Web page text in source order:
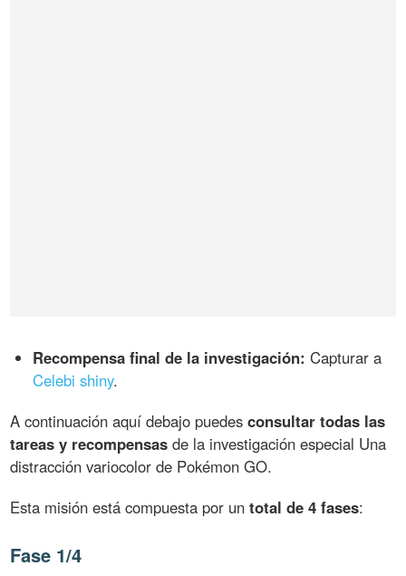
Recompensa final de la investigación: Capturar a
Celebi shiny.
A continuación aquí debajo puedesconsultar todas las
tareas y recompensas de la investigación especial Una
distracción variocolor de Pokémon GO.
Esta misión está compuesta por untotal de 4 fases:
Fase 1/4